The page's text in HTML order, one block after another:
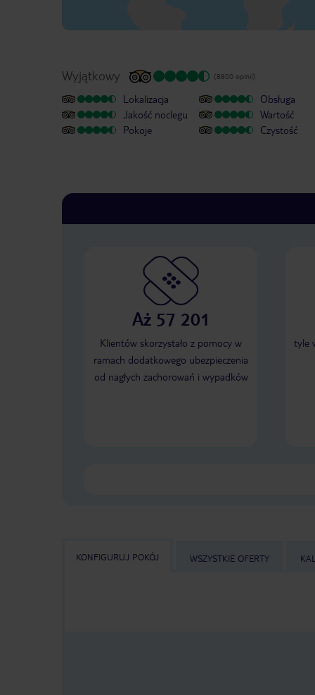
Wyjątkowy (8800 opinii)
Lokalizacja
Jakość noclegu
Pokoje
Obsługa
Wartość
Czystość
Aż 57 201
Klientów skorzystało z pomocy w
ramach dodatkowego ubezpieczenia
od nagłych zachorowań i wypadków
tyle
KONFIGURUJ POKÓJ WSZYSTKIE OFERTY